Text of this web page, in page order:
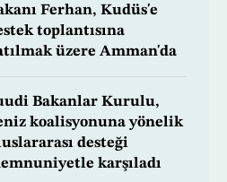
Ferhan, Kudüs'e
toplantısına
üzere Amman'da
Bakanlar Kurulu,
koalisyonuna yönelik
desteği
karşıladı